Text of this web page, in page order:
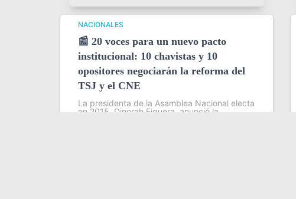
NACIONALES
📰 20 voces para un nuevo pacto
institucional: 10 chavistas y 10
opositores negociarán la reforma del
TSJ y el CNE
La presidenta de la Asamblea Nacional electa
en 2015, Dinorah Figuera, anunció la